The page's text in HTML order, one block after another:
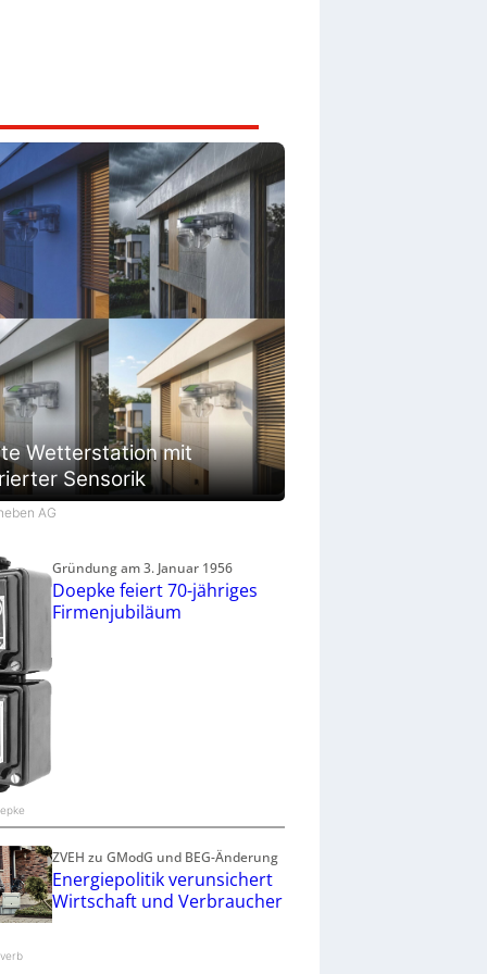
Wetterstation mit
Sensorik
AG
Gründung am 3. Januar 1956
Doepke feiert 70-jähriges
Firmenjubiläum
ZVEH zu GModG und BEG-Änderung
Energiepolitik verunsichert
Wirtschaft und Verbraucher